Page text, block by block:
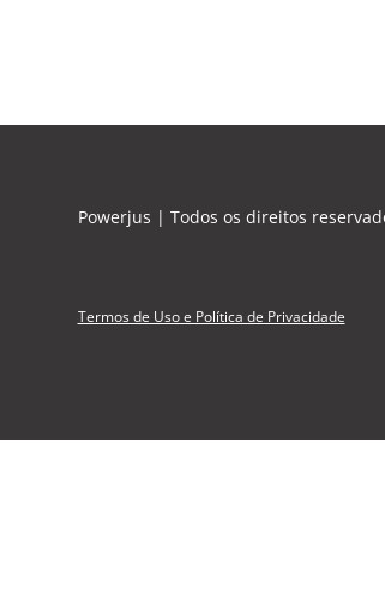
Powerjus | Todos os direitos
Termos de Uso e Política de Privacidade